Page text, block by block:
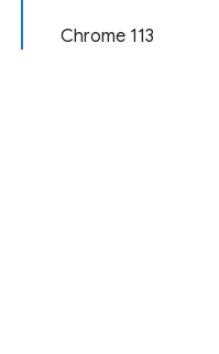
Chrome 113